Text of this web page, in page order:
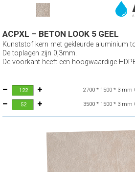
ACPXL – BETON LOOK 5 GEEL
Kunststof kern met gekleurde aluminium
De toplagen zijn 0,3mm.
De voorkant heeft een hoogwaardige
2700 * 1500 * 3 mm
3500 * 1500 * 3 mm